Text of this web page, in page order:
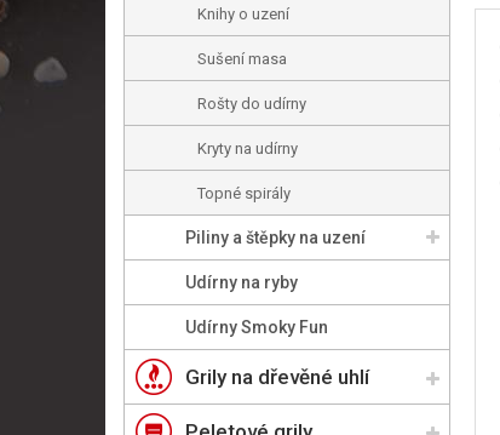
Knihy o uzení
Sušení masa
Rošty do udírny
Kryty na udírny
Topné spirály
Piliny a štěpky na uzení
Udírny na ryby
Udírny Smoky Fun
Grily na dřevěné uhlí